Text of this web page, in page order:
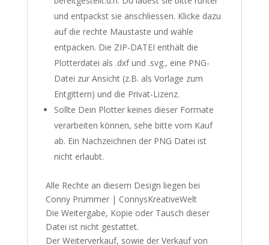
und entpackst sie anschliessen. Klicke dazu
auf die rechte Maustaste und wähle
entpacken. Die ZIP-DATEI enthält die
Plotterdatei als .dxf und .svg., eine PNG-
Datei zur Ansicht (z.B. als Vorlage zum
Entgittern) und die Privat-Lizenz.
Sollte Dein Plotter keines dieser Formate
verarbeiten können, sehe bitte vom Kauf
ab. Ein Nachzeichnen der PNG Datei ist
nicht erlaubt.
Alle Rechte an diesem Design liegen bei
Conny Prummer | ConnysKreativeWelt
Die Weitergabe, Kopie oder Tausch dieser
Datei ist nicht gestattet.
Der Weiterverkauf, sowie der Verkauf von